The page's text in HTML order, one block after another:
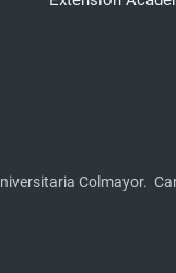
Colmayor.